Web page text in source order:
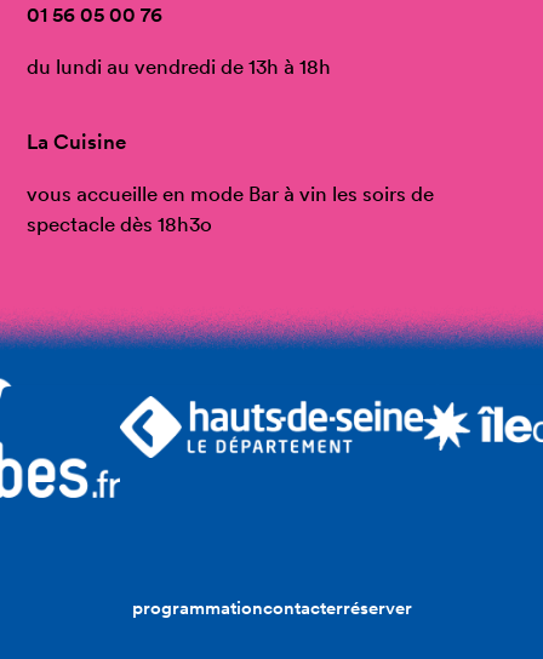
01 56 05 00 76
du lundi au vendredi de 13h à 18h
La Cuisine
vous accueille en mode Bar à vin les soirs de
spectacle dès 18h3o
programmationcontacterréserver